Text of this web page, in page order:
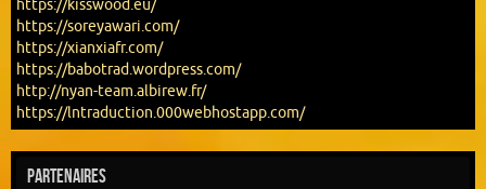
https://kisswood.eu/
https://soreyawari.com/
https://xianxiafr.com/
https://babotrad.wordpress.com/
http://nyan-team.albirew.fr/
https://lntraduction.000webhostapp.com/
Partenaires